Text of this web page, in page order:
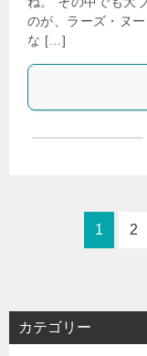
のが、ラーズ・ヌ
な […]
1 2
カテゴリー